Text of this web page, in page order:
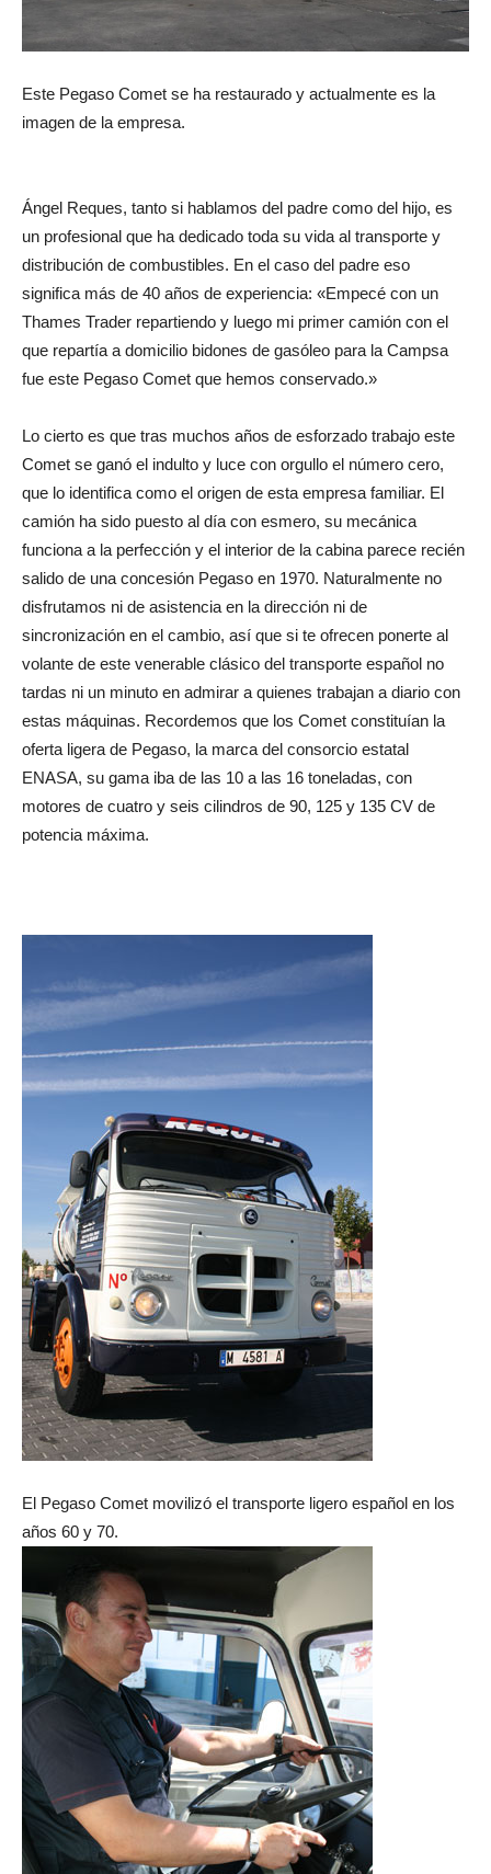
Este Pegaso Comet se ha restaurado y actualmente es la
imagen de la empresa.
Ángel Reques, tanto si hablamos del padre como del hijo, es
un profesional que ha dedicado toda su vida al transporte y
distribución de combustibles. En el caso del padre eso
significa más de 40 años de experiencia: «Empecé con un
Thames Trader repartiendo y luego mi primer camión con el
que repartía a domicilio bidones de gasóleo para la Campsa
fue este Pegaso Comet que hemos conservado.»
Lo cierto es que tras muchos años de esforzado trabajo este
Comet se ganó el indulto y luce con orgullo el número cero,
que lo identifica como el origen de esta empresa familiar. El
camión ha sido puesto al día con esmero, su mecánica
funciona a la perfección y el interior de la cabina parece recién
salido de una concesión Pegaso en 1970. Naturalmente no
disfrutamos ni de asistencia en la dirección ni de
sincronización en el cambio, así que si te ofrecen ponerte al
volante de este venerable clásico del transporte español no
tardas ni un minuto en admirar a quienes trabajan a diario con
estas máquinas. Recordemos que los Comet constituían la
oferta ligera de Pegaso, la marca del consorcio estatal
ENASA, su gama iba de las 10 a las 16 toneladas, con
motores de cuatro y seis cilindros de 90, 125 y 135 CV de
potencia máxima.
El Pegaso Comet movilizó el transporte ligero español en los
años 60 y 70.